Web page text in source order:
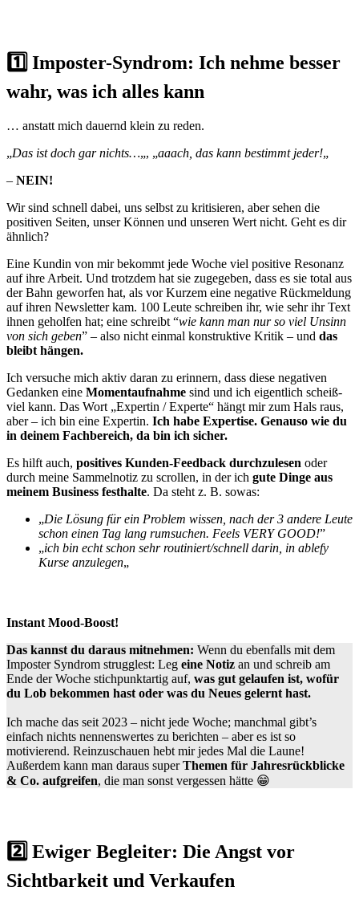
1️⃣ Imposter-Syndrom: Ich nehme besser
wahr, was ich alles kann
… anstatt mich dauernd klein zu reden.
„Das ist doch gar nichts…„, „aaach, das kann bestimmt jeder!„
– NEIN!
Wir sind schnell dabei, uns selbst zu kritisieren, aber sehen die
positiven Seiten, unser Können und unseren Wert nicht. Geht es dir
ähnlich?
Eine Kundin von mir bekommt jede Woche viel positive Resonanz
auf ihre Arbeit. Und trotzdem hat sie zugegeben, dass es sie total aus
der Bahn geworfen hat, als vor Kurzem eine negative Rückmeldung
auf ihren Newsletter kam. 100 Leute schreiben ihr, wie sehr ihr Text
ihnen geholfen hat; eine schreibt “wie kann man nur so viel Unsinn
von sich geben” – also nicht einmal konstruktive Kritik – und das
bleibt hängen.
Ich versuche mich aktiv daran zu erinnern, dass diese negativen
Gedanken eine Momentaufnahme sind und ich eigentlich scheiß-
viel kann. Das Wort „Expertin / Experte“ hängt mir zum Hals raus,
aber – ich bin eine Expertin. Ich habe Expertise. Genauso wie du
in deinem Fachbereich, da bin ich sicher.
Es hilft auch, positives Kunden-Feedback durchzulesen oder
durch meine Sammelnotiz zu scrollen, in der ich gute Dinge aus
meinem Business festhalte. Da steht z. B. sowas:
„Die Lösung für ein Problem wissen, nach der 3 andere Leute
schon einen Tag lang rumsuchen. Feels VERY GOOD!”
„ich bin echt schon sehr routiniert/schnell darin, in ablefy
Kurse anzulegen„
Instant Mood-Boost!
Das kannst du daraus mitnehmen: Wenn du ebenfalls mit dem
Imposter Syndrom strugglest: Leg eine Notiz an und schreib am
Ende der Woche stichpunktartig auf, was gut gelaufen ist, wofür
du Lob bekommen hast oder was du Neues gelernt hast.
Ich mache das seit 2023 – nicht jede Woche; manchmal gibt’s
einfach nichts nennenswertes zu berichten – aber es ist so
motivierend. Reinzuschauen hebt mir jedes Mal die Laune!
Außerdem kann man daraus superThemen für Jahresrückblicke
& Co. aufgreifen, die man sonst vergessen hätte 😁
2️⃣ Ewiger Begleiter: Die Angst vor
Sichtbarkeit und Verkaufen